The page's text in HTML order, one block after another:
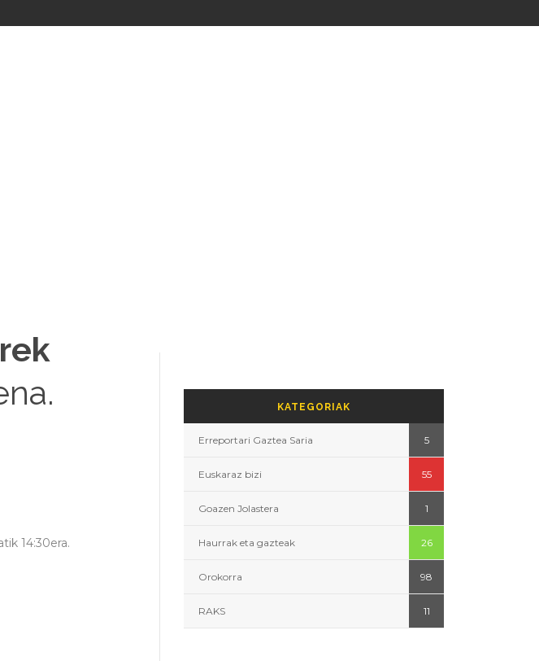
14:30era.
KATEGORIAK
Erreportari Gaztea Saria 5
Euskaraz bizi 55
Goazen Jolastera 1
Haurrak eta gazteak 26
Orokorra 98
RAKS 11